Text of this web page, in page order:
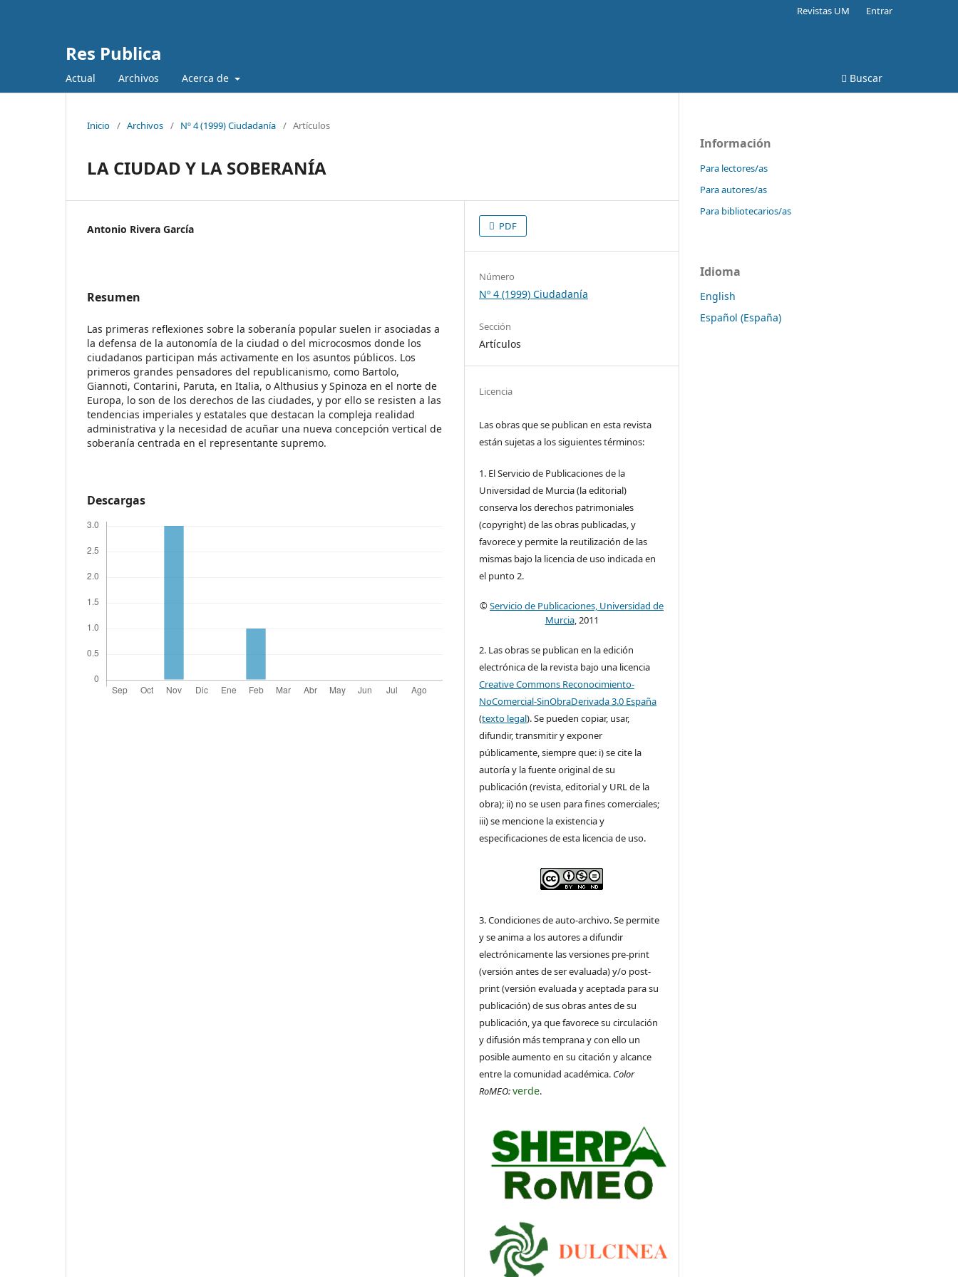
Res Publica
Actual Archivos Acerca de Buscar
Revistas UM Entrar
Inicio / Archivos / Nº 4 (1999) Ciudadanía / Artículos
LA CIUDAD Y LA SOBERANÍA
Antonio Rivera García
Resumen
Las primeras reflexiones sobre la soberanía popular suelen ir asociadas a
la defensa de la autonomía de la ciudad o del microcosmos donde los
ciudadanos participan más activamente en los asuntos públicos. Los
primeros grandes pensadores del republicanismo, como Bartolo,
Giannoti, Contarini, Paruta, en Italia, o Althusius y Spinoza en el norte de
Europa, lo son de los derechos de las ciudades, y por ello se resisten a las
tendencias imperiales y estatales que destacan la compleja realidad
administrativa y la necesidad de acuñar una nueva concepción vertical de
soberanía centrada en el representante supremo.
Descargas
PDF
Número
Nº 4 (1999) Ciudadanía
Sección
Artículos
Licencia
Las obras que se publican en esta revista
están sujetas a los siguientes términos:
1. El Servicio de Publicaciones de la
Universidad de Murcia (la editorial)
conserva los derechos patrimoniales
(copyright) de las obras publicadas, y
favorece y permite la reutilización de las
mismas bajo la licencia de uso indicada en
el punto 2.
©Servicio de Publicaciones, Universidad de
Murcia, 2011
2. Las obras se publican en la edición
electrónica de la revista bajo una licencia
Creative Commons Reconocimiento-
NoComercial-SinObraDerivada 3.0 España
(texto legal). Se pueden copiar, usar,
difundir, transmitir y exponer
públicamente, siempre que: i) se cite la
autoría y la fuente original de su
publicación (revista, editorial y URL de la
obra); ii) no se usen para fines comerciales;
iii) se mencione la existencia y
especificaciones de esta licencia de uso.
3. Condiciones de auto-archivo. Se permite
y se anima a los autores a difundir
electrónicamente las versiones pre-print
(versión antes de ser evaluada) y/o post-
print (versión evaluada y aceptada para su
publicación) de sus obras antes de su
publicación, ya que favorece su circulación
y difusión más temprana y con ello un
posible aumento en su citación y alcance
entre la comunidad académica. Color
RoMEO:verde.
Información
Para lectores/as
Para autores/as
Para bibliotecarios/as
Idioma
English
Español (España)